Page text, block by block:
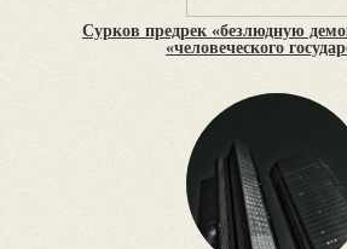
Сурков предрек «безлюдную
«человеческого